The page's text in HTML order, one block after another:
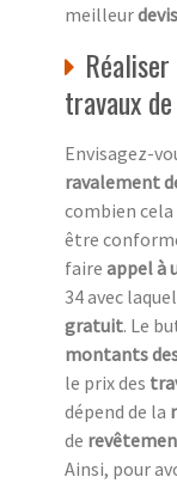
meilleur
travaux
Envisagez-
ravalement
combien
être
faire appel à
34 avec
gratuit. Le
montants
le prix des
dépend de la
de
Ainsi, pour